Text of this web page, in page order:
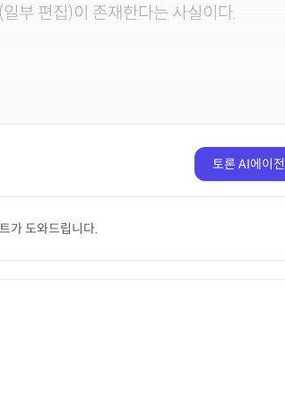
부 편집)이 존재한다는 사실이다.
토론 AI에이
가 도와드립니다.